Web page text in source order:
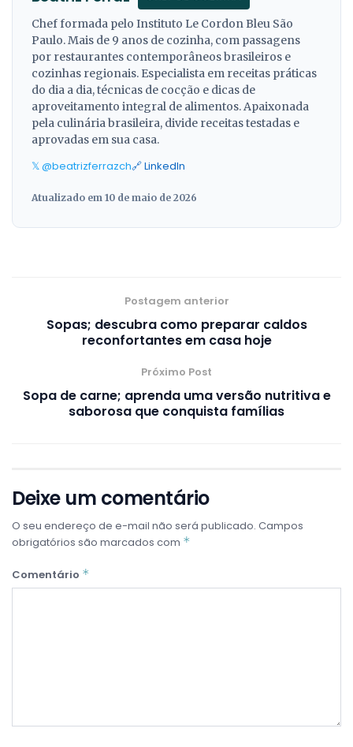
Chef formada pelo Instituto Le Cordon Bleu São
Paulo. Mais de 9 anos de cozinha, com passagens
por restaurantes contemporâneos brasileiros e
cozinhas regionais. Especialista em receitas práticas
do dia a dia, técnicas de cocção e dicas de
aproveitamento integral de alimentos. Apaixonada
pela culinária brasileira, divide receitas testadas e
aprovadas em sua casa.
𝕏 @beatrizferrazch🔗 LinkedIn
Atualizado em 10 de maio de 2026
Postagem anterior
Sopas; descubra como preparar caldos
reconfortantes em casa hoje
Próximo Post
Sopa de carne; aprenda uma versão nutritiva e
saborosa que conquista famílias
Deixe um comentário
O seu endereço de e-mail não será publicado. Campos
obrigatórios são marcados com *
Comentário *